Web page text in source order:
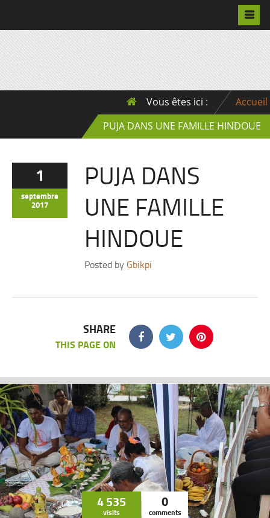
Vous êtes ici :
Accueil
PUJA DANS UNE FAMILLE HINDOUE
1
septembre
2017
PUJA DANS
UNE FAMILLE
HINDOUE
Posted by Gbikpi
SHARE
THIS PAGE ON
4 535
visits
0
comments